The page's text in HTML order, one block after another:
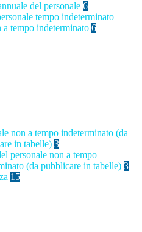
del personale 6
tempo indeterminato
a tempo indeterminato 6
non a tempo indeterminato (da
in tabelle) 3
personale non a tempo
(da pubblicare in tabelle) 3
15